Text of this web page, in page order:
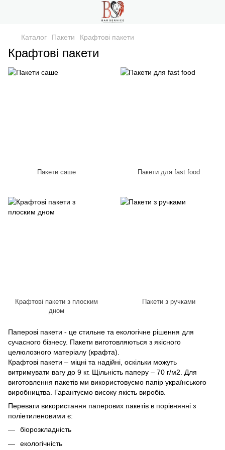
Каталог Пакети Крафтові пакети
Крафтові пакети
Паперові пакети - це стильне та екологічне рішення для
сучасного бізнесу. Пакети виготовляються з якісного
целюлозного матеріалу (крафта).
Крафтові пакети – міцні та надійні, оскільки можуть
витримувати вагу до 9 кг. Щільність паперу – 70 г/м2. Для
виготовлення пакетів ми використовуємо папір українського
виробництва. Гарантуємо високу якість виробів.
Переваги використання паперових пакетів в порівнянні з
поліетиленовими є:
біорозкладність
екологічність
Пакети саше Пакети для fast food
Крафтові пакети з плоским
дном
Пакети з ручками